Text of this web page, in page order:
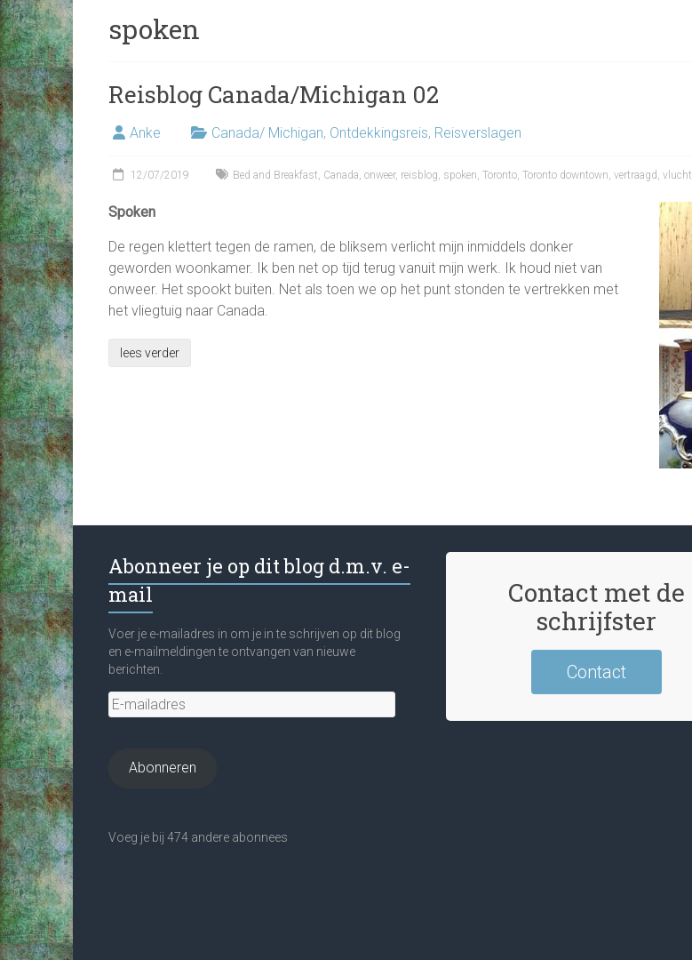
spoken
Reisblog Canada/Michigan 02
Anke Canada/ Michigan, Ontdekkingsreis, Reisverslagen
12/07/2019 Bed and Breakfast, Canada, onweer, reisblog, spoken, Toronto, Toronto downtown, vertraagd , vlucht
Spoken
De regen klettert tegen de ramen, de bliksem verlicht mijn inmiddels donker
geworden woonkamer. Ik ben net op tijd terug vanuit mijn werk. Ik houd niet van
onweer. Het spookt buiten. Net als toen we op het punt stonden te vertrekken met
het vliegtuig naar Canada.
lees verder
Abonneer je op dit blog d.m.v. e-
mail
Voer je e-mailadres in om je in te schrijven op dit blog
en e-mailmeldingen te ontvangen van nieuwe
berichten.
E-
mailadres
Abonneren
Voeg je bij 474 andere abonnees
Contact met de
schrijfster
Contact